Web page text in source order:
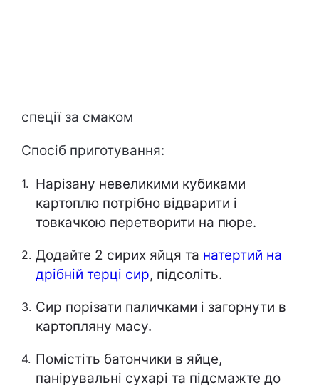
спеції за смаком
Спосіб приготування:
Нарізану невеликими кубиками
картоплю потрібно відварити і
товкачкою перетворити на пюре.
Додайте 2 сирих яйця та натертий на
дрібній терці сир, підсоліть.
Сир порізати паличками і загорнути в
картопляну масу.
Помістіть батончики в яйце,
панірувальні сухарі та підсмажте до